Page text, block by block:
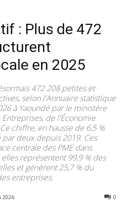
: Plus de 472
en 2025
472 208 petites et
selon l'Annuaire statistique
à Yaoundé par le ministère
de l'Économie
chiffre, en hausse de 6,5 %
deux depuis 2019. Ces
centrale des PME dans
représentent 99,9 % des
et génèrent 25,7 % du
entreprises.
2026 0